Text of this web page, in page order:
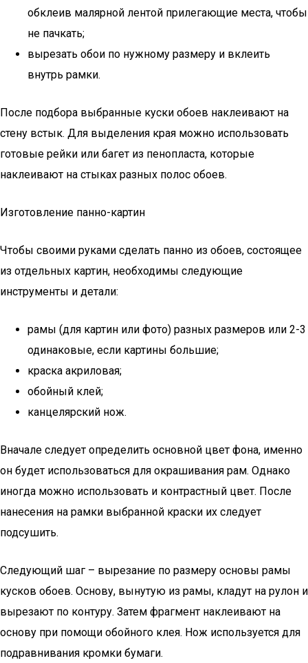
обклеив малярной лентой прилегающие места, чтобы
не пачкать;
вырезать обои по нужному размеру и вклеить
внутрь рамки.
После подбора выбранные куски обоев наклеивают на
стену встык. Для выделения края можно использовать
готовые рейки или багет из пенопласта, которые
наклеивают на стыках разных полос обоев.
Изготовление панно-картин
Чтобы своими руками сделать панно из обоев, состоящее
из отдельных картин, необходимы следующие
инструменты и детали:
рамы (для картин или фото) разных размеров или 2-3
одинаковые, если картины большие;
краска акриловая;
обойный клей;
канцелярский нож.
Вначале следует определить основной цвет фона, именно
он будет использоваться для окрашивания рам. Однако
иногда можно использовать и контрастный цвет. После
нанесения на рамки выбранной краски их следует
подсушить.
Следующий шаг – вырезание по размеру основы рамы
кусков обоев. Основу, вынутую из рамы, кладут на рулон и
вырезают по контуру. Затем фрагмент наклеивают на
основу при помощи обойного клея. Нож используется для
подравнивания кромки бумаги.